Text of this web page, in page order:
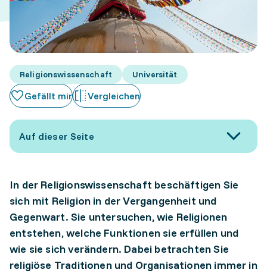
Religionswissenschaft Universität
Gefällt mir Vergleichen
Auf dieser Seite
In der Religionswissenschaft beschäftigen Sie
sich mit Religion in der Vergangenheit und
Gegenwart. Sie untersuchen, wie Religionen
entstehen, welche Funktionen sie erfüllen und
wie sie sich verändern. Dabei betrachten Sie
religiöse Traditionen und Organisationen immer in